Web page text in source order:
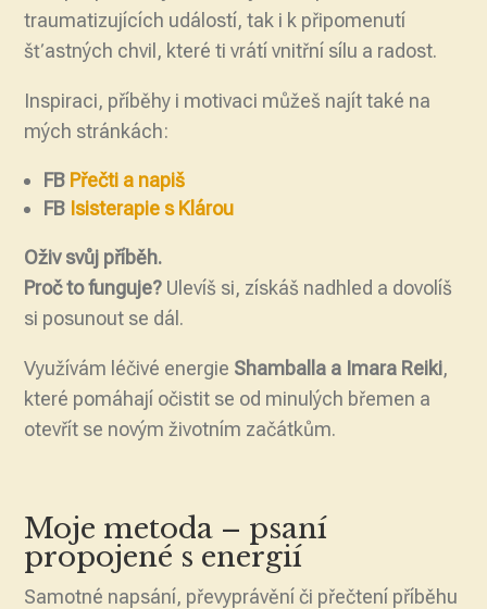
traumatizujících událostí, tak i k připomenutí
šťastných chvil, které ti vrátí vnitřní sílu a radost.
Inspiraci, příběhy i motivaci můžeš najít také na
mých stránkách:
FB Přečti a napiš
FB Isisterapie s Klárou
Oživ svůj příběh.
Proč to funguje? Ulevíš si, získáš nadhled a dovolíš
si posunout se dál.
Využívám léčivé energie Shamballa a Imara Reiki,
které pomáhají očistit se od minulých břemen a
otevřít se novým životním začátkům.
Moje metoda – psaní
propojené s energií
Samotné napsání, převyprávění či přečtení příběhu